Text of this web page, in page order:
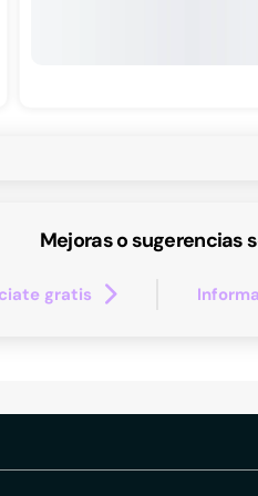
Mejoras o sugerencias
gratis